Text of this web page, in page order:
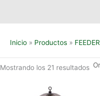
Inicio Productos FEEDER
Mostrando los 21 resultados